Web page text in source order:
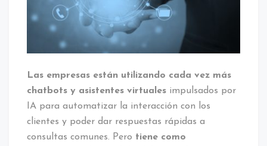
Las empresas están utilizando cada vez más
chatbots y asistentes virtuales impulsados por
IA para automatizar la interacción con los
clientes y poder dar respuestas rápidas a
consultas comunes. Pero tiene como